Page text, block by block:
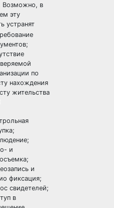
Возможно, в
эту
устранят
по
нахождения
жительства
и
и
фиксация;
свидетелей;
в